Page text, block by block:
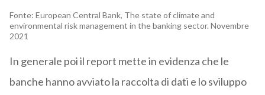
Fonte: European Central Bank, The state of climate and
environmental risk management in the banking sector. Novembre
2021
In generale poi il report mette in evidenza che le
banche hanno avviato la raccolta di dati e lo sviluppo